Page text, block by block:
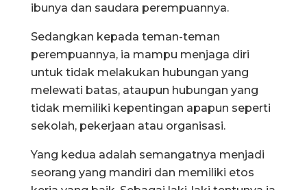
ibunya dan saudara perempuannya.
Sedangkan kepada teman-teman
perempuannya, ia mampu menjaga diri
untuk tidak melakukan hubungan yang
melewati batas, ataupun hubungan yang
tidak memiliki kepentingan apapun seperti
sekolah, pekerjaan atau organisasi.
Yang kedua adalah semangatnya menjadi
seorang yang mandiri dan memiliki etos